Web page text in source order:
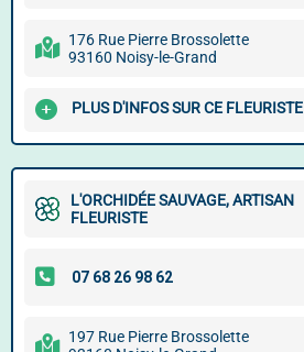
176 Rue Pierre Brossolette
93160 Noisy-le-Grand
PLUS D'INFOS SUR CE FLEURISTE
L'ORCHIDÉE SAUVAGE, ARTISAN
FLEURISTE
197 Rue Pierre Brossolette